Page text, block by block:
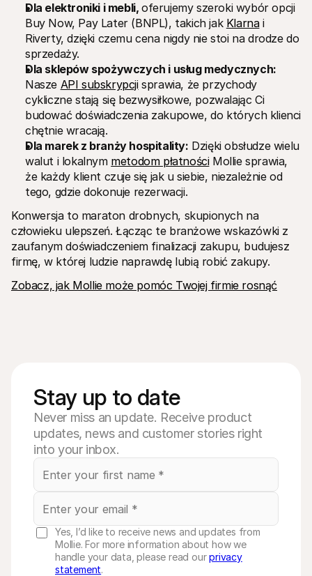
Dla elektroniki i mebli, oferujemy szeroki wybór opcji
Buy Now, Pay Later (BNPL), takich jak Klarna i
Riverty, dzięki czemu cena nigdy nie stoi na drodze do
sprzedaży.
Dla sklepów spożywczych i usług medycznych:
Nasze API subskrypcji sprawia, że przychody
cykliczne stają się bezwysiłkowe, pozwalając Ci
budować doświadczenia zakupowe, do których klienci
chętnie wracają.
Dla marek z branży hospitality: Dzięki obsłudze wielu
walut i lokalnym metodom płatności Mollie sprawia,
że każdy klient czuje się jak u siebie, niezależnie od
tego, gdzie dokonuje rezerwacji.
Konwersja to maraton drobnych, skupionych na
człowieku ulepszeń. Łącząc te branżowe wskazówki z
zaufanym doświadczeniem finalizacji zakupu, budujesz
firmę, w której ludzie naprawdę lubią robić zakupy.
Zobacz, jak Mollie może pomóc Twojej firmie rosnąć
Stay up to date
Never miss an update. Receive product
updates, news and customer stories right
into your inbox.
Yes, I’d like to receive news and updates from
Mollie. For more information about how we
handle your data, please read ourprivacy
statement.